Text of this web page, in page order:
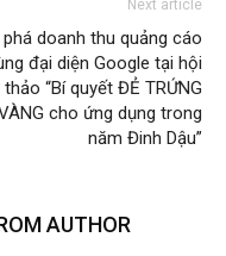
Next article
doanh thu quảng cáo
đại diện Google tại hội
thảo “Bí quyết ĐẺ TRỨNG
cho ứng dụng trong
năm Đinh Dậu”
AUTHOR